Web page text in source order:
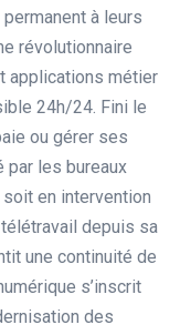
à leurs
révolutionnaire
applications métier
24h/24. Fini le
ou gérer ses
les bureaux
soit en intervention
depuis sa
une continuité de
s’inscrit
des